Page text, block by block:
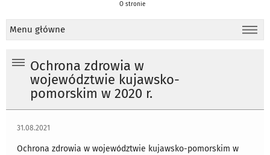
O stronie
Menu główne
Ochrona zdrowia w
województwie kujawsko-
pomorskim w 2020 r.
31.08.2021
Ochrona zdrowia w województwie kujawsko-pomorskim w